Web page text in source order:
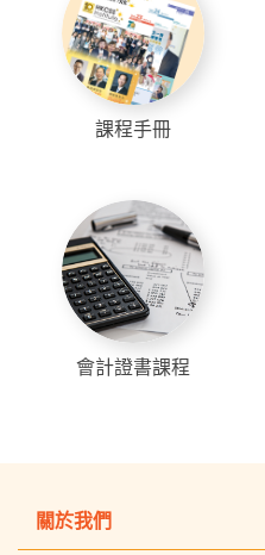
課程手冊
會計證書課程
關於我們